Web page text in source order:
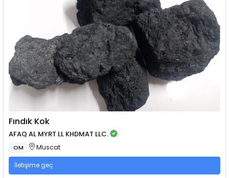
Fındık Kok
AFAQ AL MYRT LL KHDMAT LLC.
OM Muscat
İletişime geç